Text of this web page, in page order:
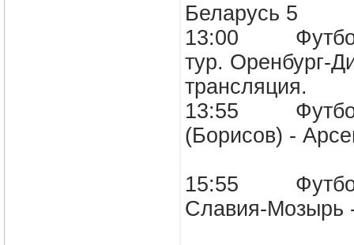
Беларусь 5
13:00 Футбол.
тур. Оренбург-
трансляция.
13:55 Футбол.
(Борисов) -
15:55 Футбол.
Славия-Мозырь